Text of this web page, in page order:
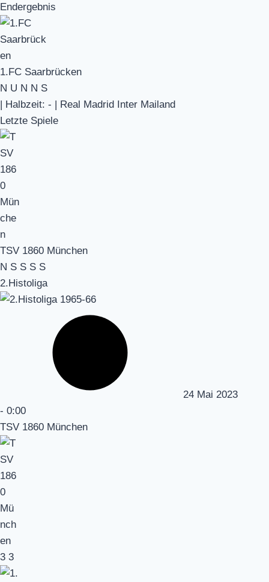
Endergebnis
1.FC Saarbrücken
N U N N S
| Halbzeit: - | Real Madrid Inter Mailand
Letzte Spiele
TSV 1860 München
N S S S S
2.Histoliga
24 Mai 2023
- 0:00
TSV 1860 München
3 3